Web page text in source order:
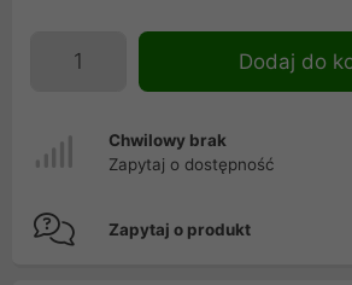
Dodaj do
Chwilowy brak
Zapytaj o dostępność
Zapytaj o produkt